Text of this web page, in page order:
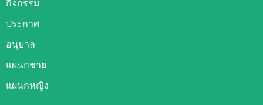
กิจกรรม
ประกาศ
อนุบาล
แผนกชาย
แผนกหญิง